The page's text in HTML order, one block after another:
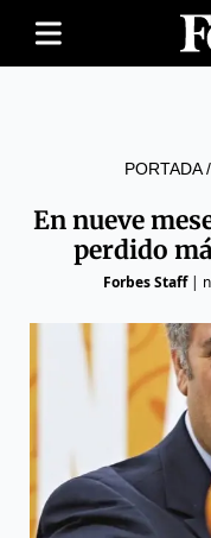
PORTADA/
En nueve
perdido
Forbes Staff|